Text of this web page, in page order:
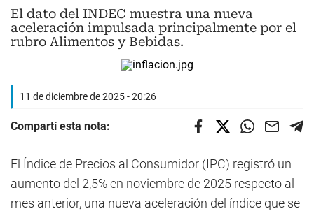
El dato del INDEC muestra una nueva
aceleración impulsada principalmente por el
rubro Alimentos y Bebidas.
11 de diciembre de 2025 - 20:26
Compartí esta nota:
El Índice de Precios al Consumidor (IPC) registró un
aumento del 2,5% en noviembre de 2025 respecto al
mes anterior, una nueva aceleración del índice que se